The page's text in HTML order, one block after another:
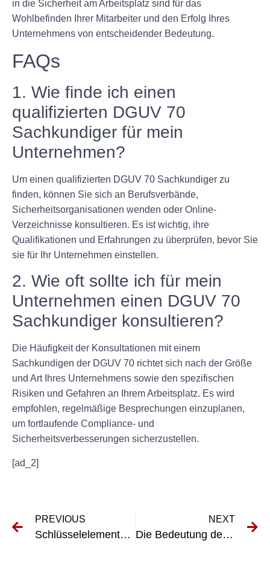
in die Sicherheit am Arbeitsplatz sind für das
Wohlbefinden Ihrer Mitarbeiter und den Erfolg Ihres
Unternehmens von entscheidender Bedeutung.
FAQs
1. Wie finde ich einen
qualifizierten DGUV 70
Sachkundiger für mein
Unternehmen?
Um einen qualifizierten DGUV 70 Sachkundiger zu
finden, können Sie sich an Berufsverbände,
Sicherheitsorganisationen wenden oder Online-
Verzeichnisse konsultieren. Es ist wichtig, ihre
Qualifikationen und Erfahrungen zu überprüfen, bevor Sie
sie für Ihr Unternehmen einstellen.
2. Wie oft sollte ich für mein
Unternehmen einen DGUV 70
Sachkundiger konsultieren?
Die Häufigkeit der Konsultationen mit einem
Sachkundigen der DGUV 70 richtet sich nach der Größe
und Art Ihres Unternehmens sowie den spezifischen
Risiken und Gefahren an Ihrem Arbeitsplatz. Es wird
empfohlen, regelmäßige Besprechungen einzuplanen,
um fortlaufende Compliance- und
Sicherheitsverbesserungen sicherzustellen.
[ad_2]
PREVIOUS
Schlüsselelemente einer erfolgreichen DGUV Prüfung Elektro-Checkliste
NEXT
Die Bedeutung der UVV-Prüfung in Esslingen am Neckar verstehen